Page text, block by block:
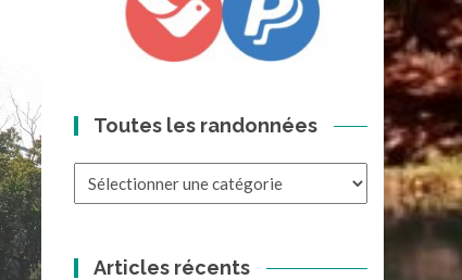
Toutes les randonnées
Articles récents